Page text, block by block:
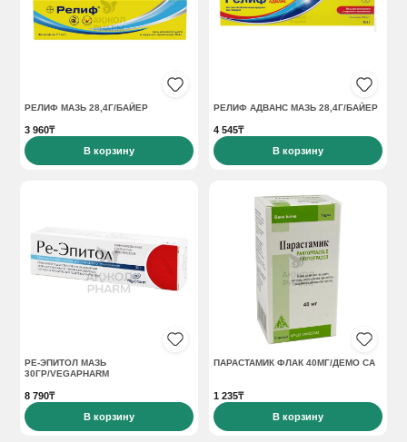
РЕЛИФ МАЗЬ 28,4Г/БАЙЕР
3 960₸
В корзину
РЕЛИФ АДВАНС МАЗЬ 28,4Г/БАЙЕР
4 545₸
В корзину
РЕ-ЭПИТОЛ МАЗЬ
30ГР/VEGAPHARM
8 790₸
В корзину
ПАРАСТАМИК ФЛАК 40МГ/ДЕМО СА
1 235₸
В корзину